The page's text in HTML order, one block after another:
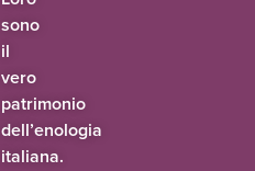
sono
il
vero
patrimonio
dell’enologia
italiana.